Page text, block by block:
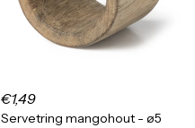
€1,49
Servetring mangohout - ø5